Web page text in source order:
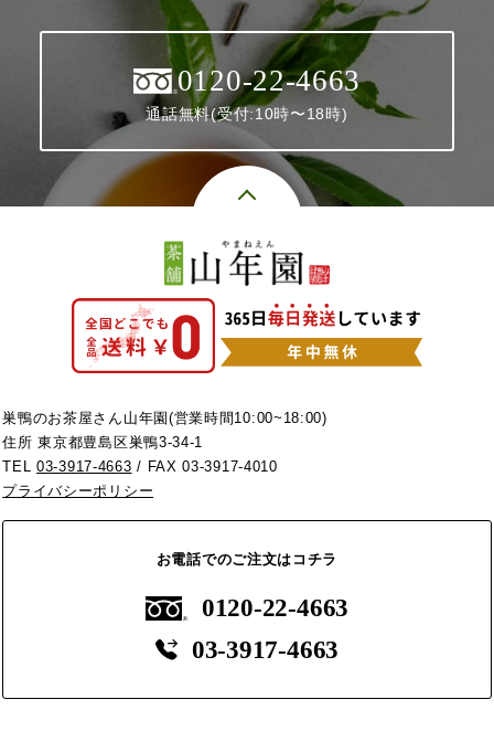
0120-22-4663
通話無料(受付:10時〜18時)
巣鴨のお茶屋さん山年園(営業時間10:00~18:00)
住所 東京都豊島区巣鴨3-34-1
TEL03-3917-4663 / FAX 03-3917-4010
プライバシーポリシー
お電話でのご注文はコチラ
0120-22-4663
03-3917-4663